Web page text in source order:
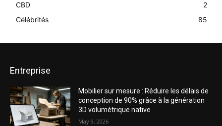
CBD
2
Célébrités
85
Entreprise
Mobilier sur mesure : Réduire les délais de
conception de 90% grâce à la génération
3D volumétrique native
May 9, 2026